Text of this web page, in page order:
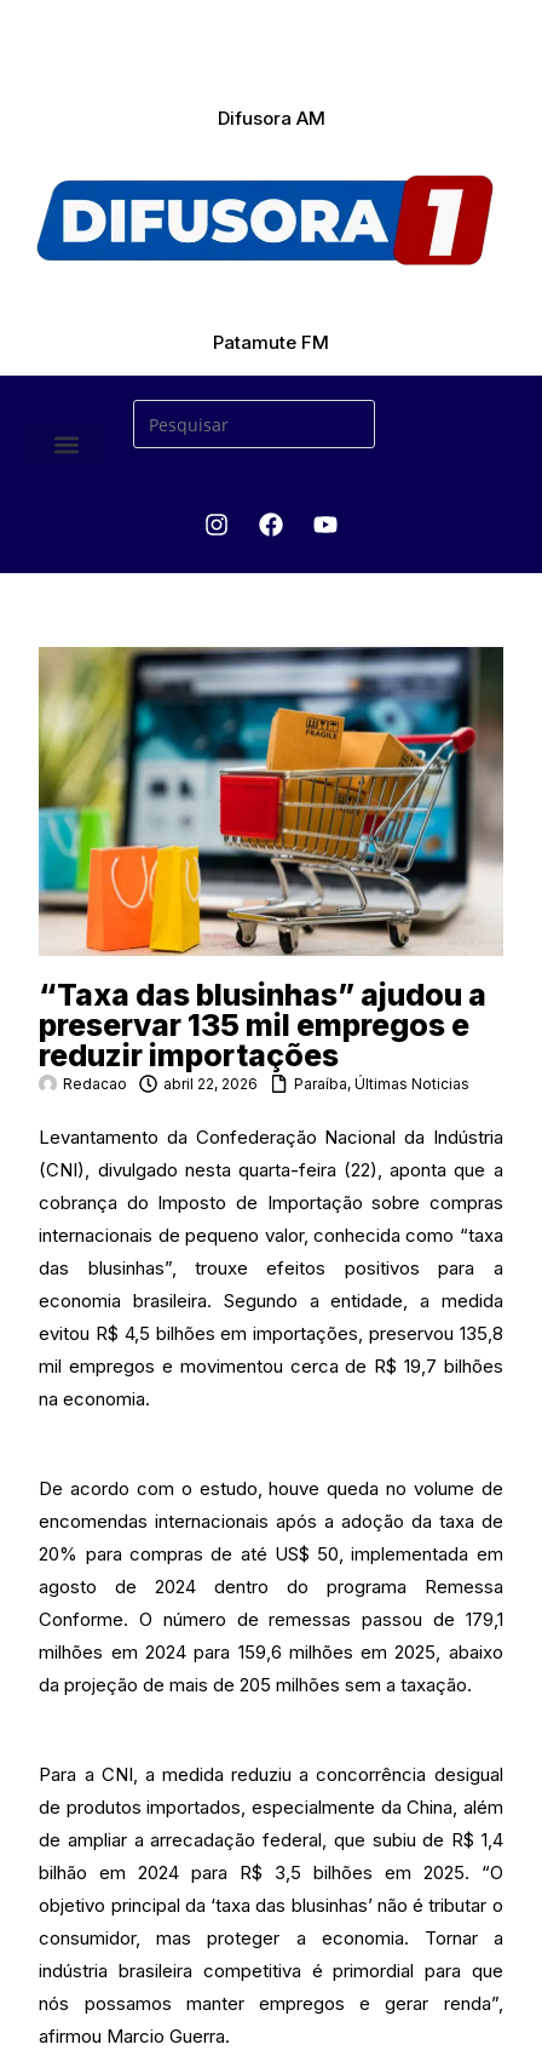
Difusora AM
Patamute FM
“Taxa das blusinhas” ajudou a
preservar 135 mil empregos e
reduzir importações
Redacao abril 22, 2026 Paraíba,Últimas Noticias
Levantamento da Confederação Nacional da Indústria
(CNI), divulgado nesta quarta-feira (22), aponta que a
cobrança do Imposto de Importação sobre compras
internacionais de pequeno valor, conhecida como “taxa
das blusinhas”, trouxe efeitos positivos para a
economia brasileira. Segundo a entidade, a medida
evitou R$ 4,5 bilhões em importações, preservou 135,8
mil empregos e movimentou cerca de R$ 19,7 bilhões
na economia.
De acordo com o estudo, houve queda no volume de
encomendas internacionais após a adoção da taxa de
20% para compras de até US$ 50, implementada em
agosto de 2024 dentro do programa Remessa
Conforme. O número de remessas passou de 179,1
milhões em 2024 para 159,6 milhões em 2025, abaixo
da projeção de mais de 205 milhões sem a taxação.
Para a CNI, a medida reduziu a concorrência desigual
de produtos importados, especialmente da China, além
de ampliar a arrecadação federal, que subiu de R$ 1,4
bilhão em 2024 para R$ 3,5 bilhões em 2025. “O
objetivo principal da ‘taxa das blusinhas’ não é tributar o
consumidor, mas proteger a economia. Tornar a
indústria brasileira competitiva é primordial para que
nós possamos manter empregos e gerar renda”,
afirmou Marcio Guerra.